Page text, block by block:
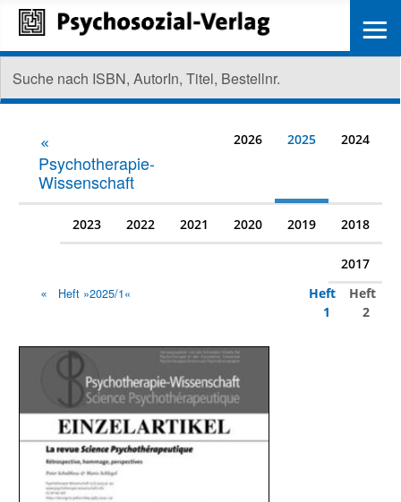
Psychotherapie-
Wissenschaft
2026 2025 2024
2023 2022 2021 2020 2019 2018
2017
Heft »2025/1«
Heft
1
Heft
2
≡